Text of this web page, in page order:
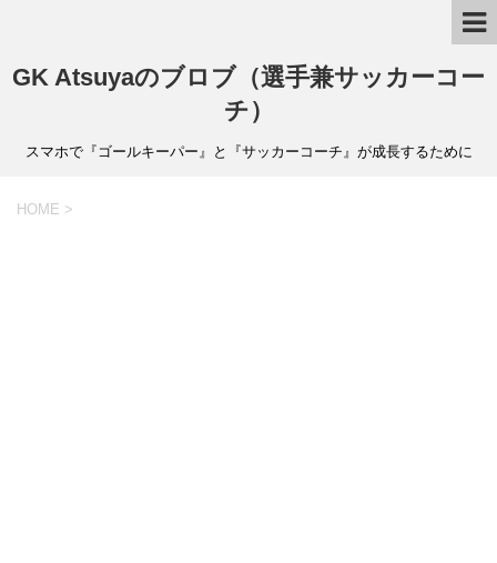
GK Atsuyaのブロブ（選手兼サッカーコー
チ）
スマホで『ゴールキーパー』と『サッカーコーチ』が成長するために
HOME >